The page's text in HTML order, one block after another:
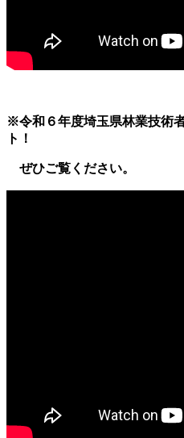
※令和６年度埼玉県林業技術
ト！
ぜひご覧ください。